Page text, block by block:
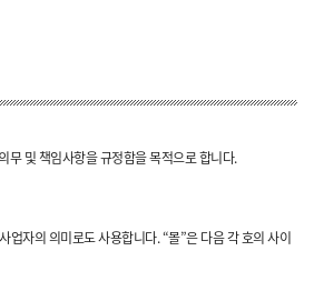
무 및 책임사항을 규정함을 목적으로 합니다.
업자의 의미로도 사용합니다. “몰”은 다음 각 호의 사이